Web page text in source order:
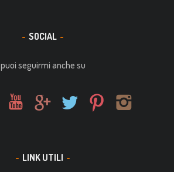
SOCIAL
puoi seguirmi anche su
LINK UTILI